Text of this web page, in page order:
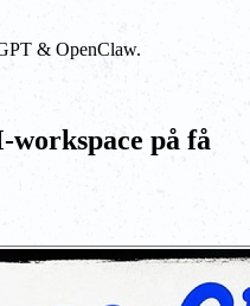
& OpenClaw.
på få